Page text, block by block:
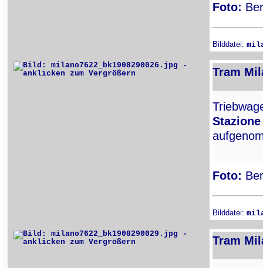
Foto:
Bilddatei:
Tram
Foto:
Bilddatei:
Tram